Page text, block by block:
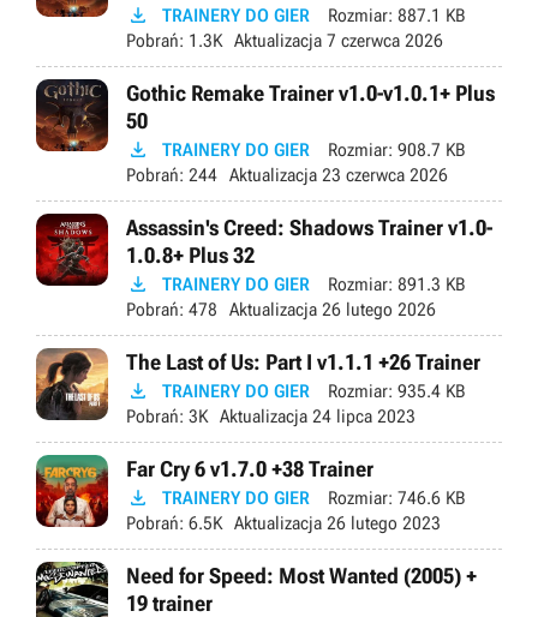
 TRAINERY DO GIER Rozmiar: 887.1 KB
Pobrań: 1.3K Aktualizacja 7 czerwca 2026
Gothic Remake Trainer v1.0-v1.0.1+ Plus
50
 TRAINERY DO GIER Rozmiar: 908.7 KB
Pobrań: 244 Aktualizacja 23 czerwca 2026
Assassin's Creed: Shadows Trainer v1.0-
1.0.8+ Plus 32
 TRAINERY DO GIER Rozmiar: 891.3 KB
Pobrań: 478 Aktualizacja 26 lutego 2026
The Last of Us: Part I v1.1.1 +26 Trainer
 TRAINERY DO GIER Rozmiar: 935.4 KB
Pobrań: 3K Aktualizacja 24 lipca 2023
Far Cry 6 v1.7.0 +38 Trainer
 TRAINERY DO GIER Rozmiar: 746.6 KB
Pobrań: 6.5K Aktualizacja 26 lutego 2023
Need for Speed: Most Wanted (2005) +
19 trainer